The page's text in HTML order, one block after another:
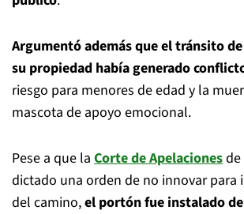
Argumentó además que el tránsito
su propiedad había generado
riesgo para menores de edad y la
mascota de apoyo emocional.
Pese a que la Corte de Apelaciones
dictado una orden de no innovar para
del camino,el portón fue instalado